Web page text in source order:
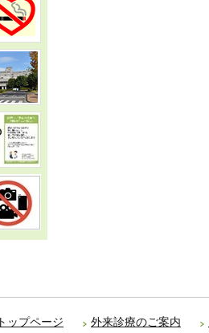
トップページ 外来診療のご案内